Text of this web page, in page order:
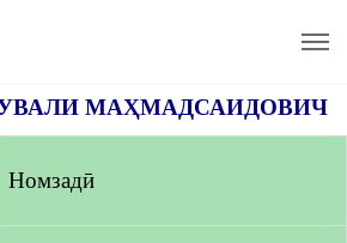
МАҲМАДСАИДОВИЧ
Номзадӣ